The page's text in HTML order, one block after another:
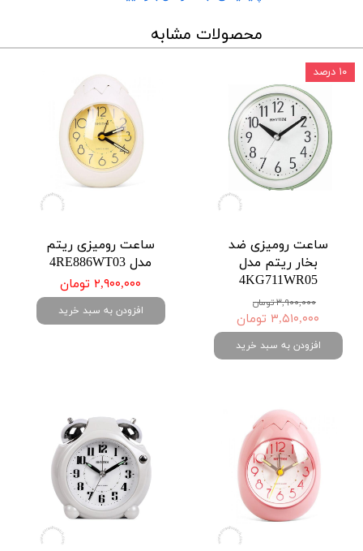
محصولات مشابه
ساعت رومیزی ضد
بخار ریتم مدل
4KG711WR05
۳,۹۰۰,۰۰۰ تومان
۳,۵۱۰,۰۰۰ تومان
افزودن به سبد خرید
۱۰ درصد
ساعت رومیزی ریتم
مدل 4RE886WT03
۲,۹۰۰,۰۰۰ تومان
افزودن به سبد خرید